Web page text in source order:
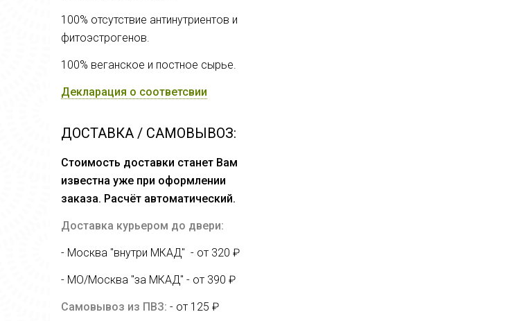
100% отсутствие антинутриентов и
фитоэстрогенов.
100% веганское и постное сырье.
Декларация о соответсвии
ДОСТАВКА / САМОВЫВОЗ:
Стоимость доставки станет Вам
известна уже при оформлении
заказа. Расчёт автоматический.
Доставка курьером до двери:
- Москва "внутри МКАД" - от 320 ₽
- МО/Москва "за МКАД" - от 390 ₽
Самовывоз из ПВЗ: - от 125 ₽